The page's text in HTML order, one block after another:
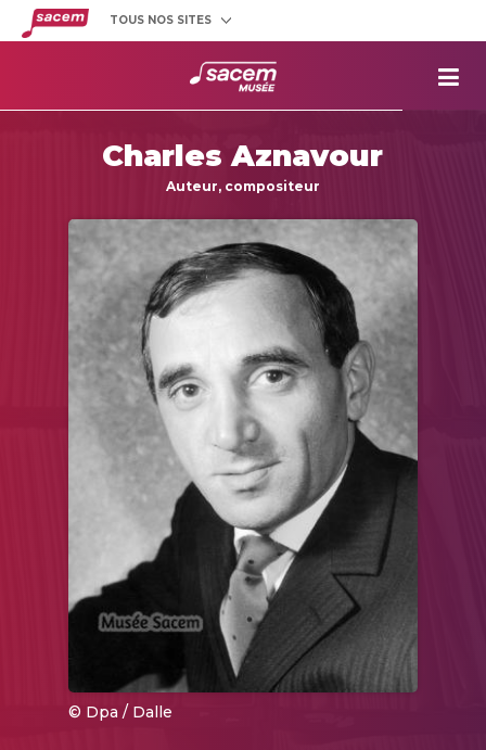
TOUS NOS SITES
Charles Aznavour
Auteur, compositeur
© Dpa / Dalle